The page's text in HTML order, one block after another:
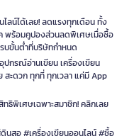
ลน์ได้เลย! ลดแรงทุกเดือน ทั้ง
พร้อมคูปองส่วนลดพิเศษเมื่อซื้อ
บขั้นต่ำที่บริษัทกำหนด
ปกรณ์อ่านเขียน เครื่องเขียน
ะดวก ทุกที่ ทุกเวลา แค่มี App
ทธิพิเศษเฉพาะสมาชิก! คลิกเลย
นสอ #เครื่องเขียนออนไลน์ #ซื้อ